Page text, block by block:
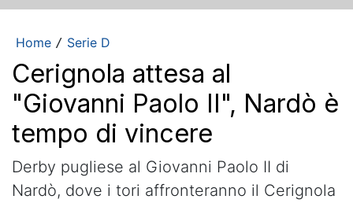
Home / Serie D
Cerignola attesa al
"Giovanni Paolo II", Nardò è
tempo di vincere
Derby pugliese al Giovanni Paolo II di
Nardò, dove i tori affronteranno il Cerignola